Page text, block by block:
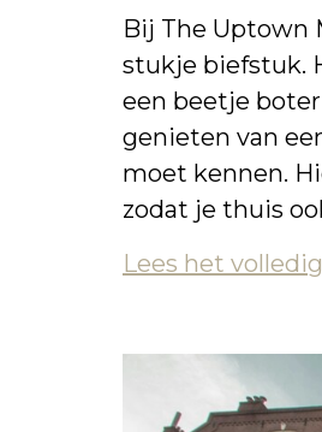
Bij The Uptown
stukje biefstuk.
een beetje
genieten van
moet kennen.
zodat je thuis
Lees het